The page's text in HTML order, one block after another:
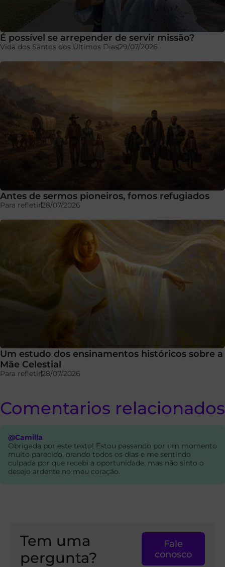
É possível se arrepender de servir missão?
Vida dos Santos dos Últimos Dias29/07/2026
Antes de sermos pioneiros, fomos refugiados
Para refletir28/07/2026
Um estudo dos ensinamentos históricos sobre a
Mãe Celestial
Para refletir28/07/2026
Comentarios relacionados
@Camilla
Obrigada por este texto! Estou passando por um momento
muito parecido, orando todos os dias e me sentindo
culpada por que recebi a oportunidade, mas não sinto o
desejo ardente no meu coração.
Tem uma
pergunta?
Fale
conosco